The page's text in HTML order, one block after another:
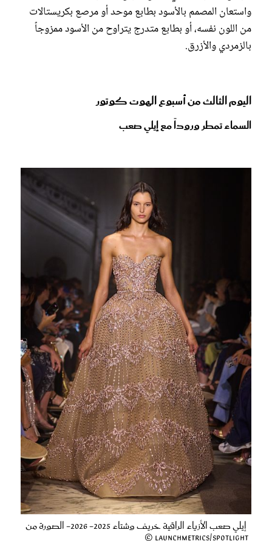
واستعان المصمم بالأسود بطابع موحد أو مرصع بكريستالات
من اللون نفسه، أو بطابع متدرج يتراوح من الأسود ممزوجاً
بالزمردي والأزرق.
اليوم الثالث من أسبوع الهوت كوتور
السماء تمطر وروداً مع إيلي صعب
إيلي صعب الأزياء الراقية خريف وشتاء 2025- 2026- الصورة من